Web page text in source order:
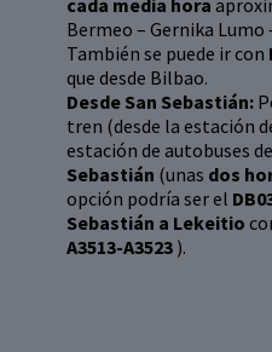
cada media hora
Bermeo – Gernika
También se puede ir con
que desde Bilbao.
Desde San Sebastián:
tren (desde la estación
estación de autobuses
Sebastián (unas dos
opción podría ser el
Sebastián a Lekeitio
A3513-A3523 ).